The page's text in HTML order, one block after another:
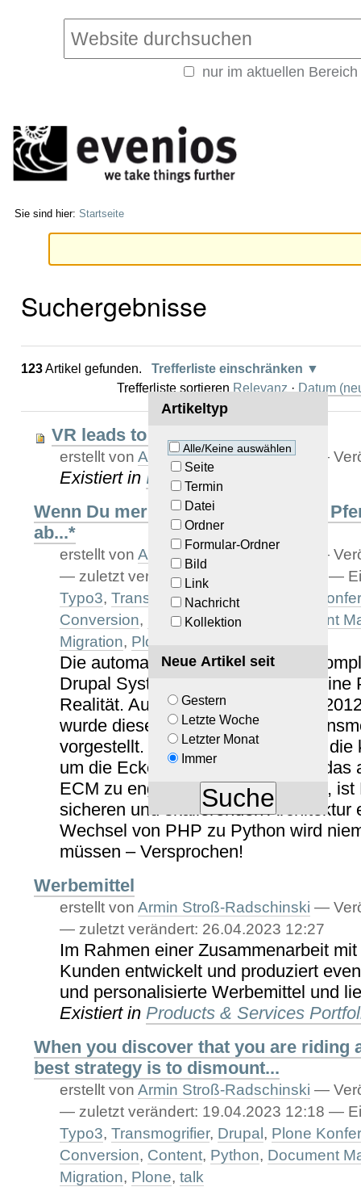
Werkzeuge
Website durchsuchen
nur im aktuellen Bereich
Sie sind hier: Startseite
Suchergebnisse
123Artikel gefunden. Trefferliste einschränken
Artikeltyp
Alle/Keine auswählen
Seite
Termin
Datei
Ordner
Formular-Ordner
Bild
Link
Nachricht
Kollektion
Neue Artikel seit
Gestern
Letzte Woche
Letzter Monat
Immer
Trefferliste sortieren Relevanz · Datum
VR leads to better discussions
erstellt vonArmin Stroß-Radschinski —
Existiert in Imagebank
Wenn Du merkst, dass Du ein totes
ab...*
erstellt vonArmin Stroß-Radschinski —
— zuletzt verändert: 19.04.2023 12:19—
Typo3,Transmogrifier,Drupal
Plone
Conversion, Content,Python
Document
Migration, Plone
Die automatisierte Migration von
Drupal Systemen zu Plone 4 ist keine
Realität. Auf der Plone Konferenz
wurde dieser Einsatzzweck für
vorgestellt. Der Ansatz ist nicht für die
um die Ecke gedacht. Wenn aber das
ECM zu eng oder zu unsicher wird,
sicheren und skalierenden Architektur
Wechsel von PHP zu Python wird
müssen – Versprochen!
Werbemittel
erstellt vonArmin Stroß-Radschinski —
— zuletzt verändert: 26.04.2023 12:27
Im Rahmen einer Zusammenarbeit
Kunden entwickelt und produziert
und personalisierte Werbemittel und
Existiert in Products & Services
When you discover that you are riding
best strategy is to dismount...
erstellt vonArmin Stroß-Radschinski —
— zuletzt verändert: 19.04.2023 12:18—
Typo3,Transmogrifier, Drupal , Plone
Conversion, Content, Python, Document
Migration, Plone,talk